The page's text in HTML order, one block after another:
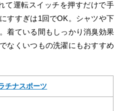
て運転スイッチを押すだけで手
すすぎは1回でOK。シャツや下
着ている間もしっかり消臭効果
なくいつもの洗濯にもおすすめ
チナスポーツ